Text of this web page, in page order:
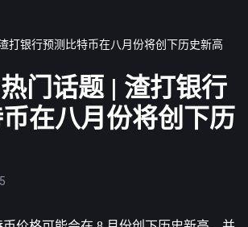
打银行预测比特币在八月份将创下历史新高
门话题 | 渣打银行
在八月份将创下历